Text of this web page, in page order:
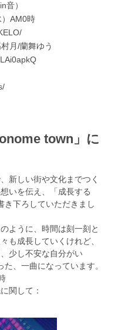
音）
AM0時
月/蘭舞ゆう
town」に
新しい街や文化までつく
いを伝え、「成長する
き下ろしていただきまし
ように、時間は刻一刻と
も成長していくけれど、
少し不安な自分がい
、一曲になっています。
関して：